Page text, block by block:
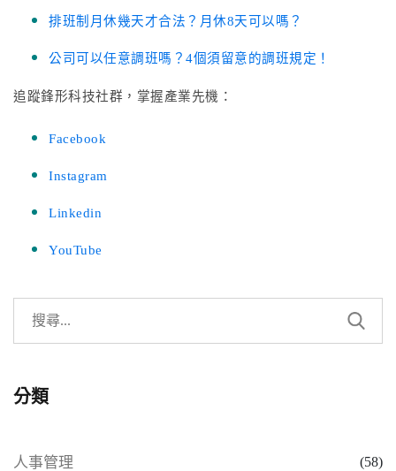
排班制月休幾天才合法？月休8天可以嗎？
公司可以任意調班嗎？4個須留意的調班規定！
追蹤鋒形科技社群，掌握產業先機：
Facebook
Instagram
Linkedin
YouTube
分類
人事管理 (58)